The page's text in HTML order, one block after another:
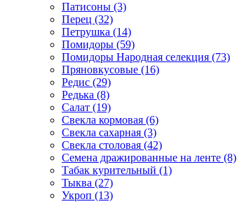
Патисоны (3)
Перец (32)
Петрушка (14)
Помидоры (59)
Помидоры Народная селекция (73)
Пряновкусовые (16)
Редис (29)
Редька (8)
Салат (19)
Свекла кормовая (6)
Свекла сахарная (3)
Свекла столовая (42)
Семена дражированные на ленте (8)
Табак курительный (1)
Тыква (27)
Укроп (13)